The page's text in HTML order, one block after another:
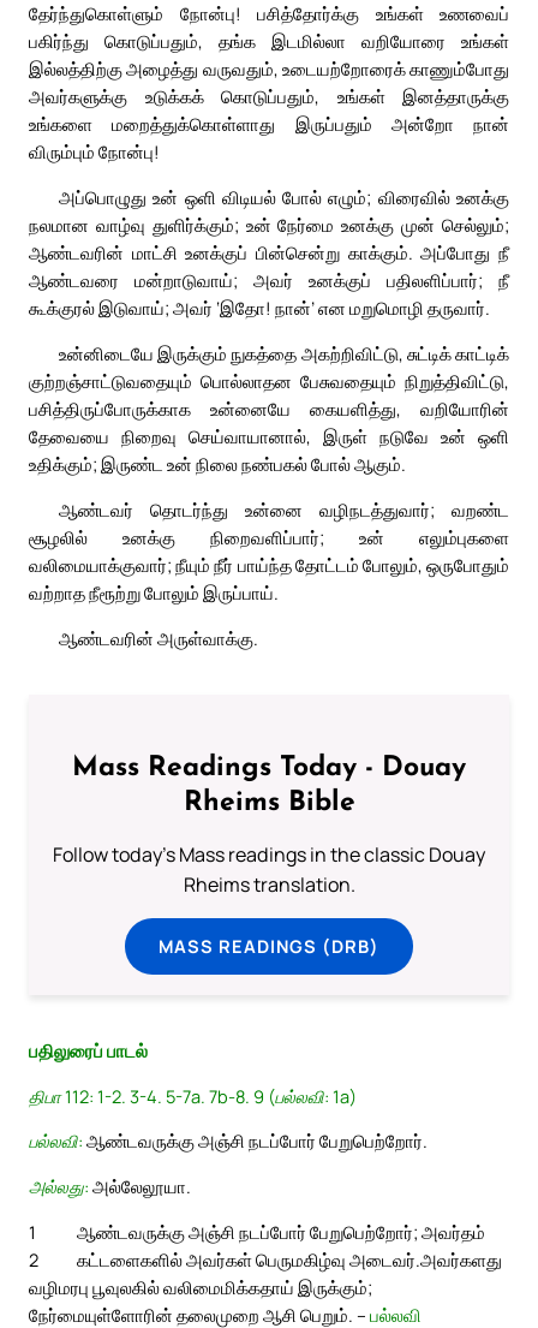
தேர்ந்துகொள்ளும் நோன்பு! பசித்தோர்க்கு உங்கள் உணவைப்
பகிர்ந்து கொடுப்பதும், தங்க இடமில்லா வறியோரை உங்கள்
இல்லத்திற்கு அழைத்து வருவதும், உடையற்றோரைக் காணும்போது
அவர்களுக்கு உடுக்கக் கொடுப்பதும், உங்கள் இனத்தாருக்கு
உங்களை மறைத்துக்கொள்ளாது இருப்பதும் அன்றோ நான்
விரும்பும் நோன்பு!
அப்பொழுது உன் ஒளி விடியல் போல் எழும்; விரைவில் உனக்கு
நலமான வாழ்வு துளிர்க்கும்; உன் நேர்மை உனக்கு முன் செல்லும்;
ஆண்டவரின் மாட்சி உனக்குப் பின்சென்று காக்கும். அப்போது நீ
ஆண்டவரை மன்றாடுவாய்; அவர் உனக்குப் பதிலளிப்பார்; நீ
கூக்குரல் இடுவாய்; அவர் ‘இதோ! நான்’ என மறுமொழி தருவார்.
உன்னிடையே இருக்கும் நுகத்தை அகற்றிவிட்டு, சுட்டிக் காட்டிக்
குற்றஞ்சாட்டுவதையும் பொல்லாதன பேசுவதையும் நிறுத்திவிட்டு,
பசித்திருப்போருக்காக உன்னையே கையளித்து, வறியோரின்
தேவையை நிறைவு செய்வாயானால், இருள் நடுவே உன் ஒளி
உதிக்கும்; இருண்ட உன் நிலை நண்பகல் போல் ஆகும்.
ஆண்டவர் தொடர்ந்து உன்னை வழிநடத்துவார்; வறண்ட
சூழலில் உனக்கு நிறைவளிப்பார்; உன் எலும்புகளை
வலிமையாக்குவார்; நீயும் நீர் பாய்ந்த தோட்டம் போலும், ஒருபோதும்
வற்றாத நீரூற்று போலும் இருப்பாய்.
ஆண்டவரின் அருள்வாக்கு.
Mass Readings Today - Douay
Rheims Bible
Follow today's Mass readings in the classic Douay
Rheims translation.
MASS READINGS (DRB)
பதிலுரைப் பாடல்
திபா 112: 1-2. 3-4. 5-7a. 7b-8. 9 (பல்லவி: 1a)
பல்லவி: ஆண்டவருக்கு அஞ்சி நடப்போர் பேறுபெற்றோர்.
அல்லது: அல்லேலூயா.
1
ஆண்டவருக்கு அஞ்சி நடப்போர் பேறுபெற்றோர்; அவர்தம்
கட்டளைகளில் அவர்கள் பெருமகிழ்வு அடைவர்.
2
அவர்களது
வழிமரபு பூவுலகில் வலிமைமிக்கதாய் இருக்கும்;
நேர்மையுள்ளோரின் தலைமுறை ஆசி பெறும். – பல்லவி